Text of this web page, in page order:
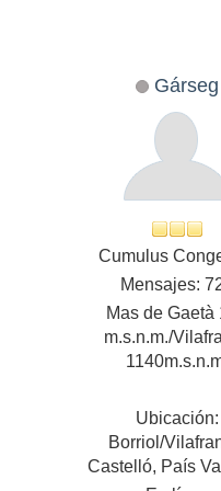
Gárseg
Cumulus
Mensajes:
Mas de Gaetà
m.s.n.m./
Ubicación:
Borriol/
Castelló, País